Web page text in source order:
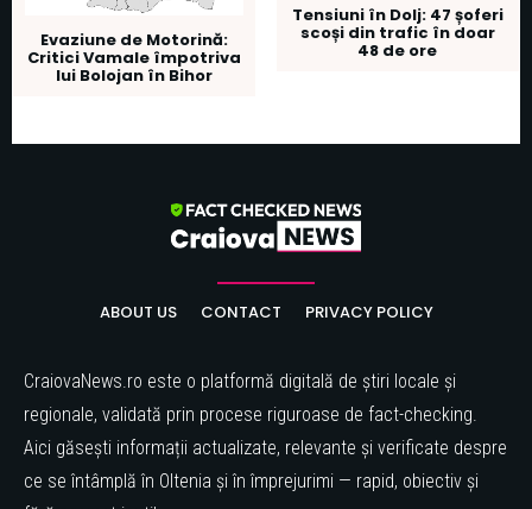
Evaziune de Motorină:
Critici Vamale împotriva
lui Bolojan în Bihor
Tensiuni în Dolj: 47 șoferi
scoși din trafic în doar
48 de ore
ABOUT US CONTACT PRIVACY POLICY
CraiovaNews.ro este o platformă digitală de știri locale și
regionale, validată prin procese riguroase de fact-checking.
Aici găsești informații actualizate, relevante și verificate despre
ce se întâmplă în Oltenia și în împrejurimi — rapid, obiectiv și